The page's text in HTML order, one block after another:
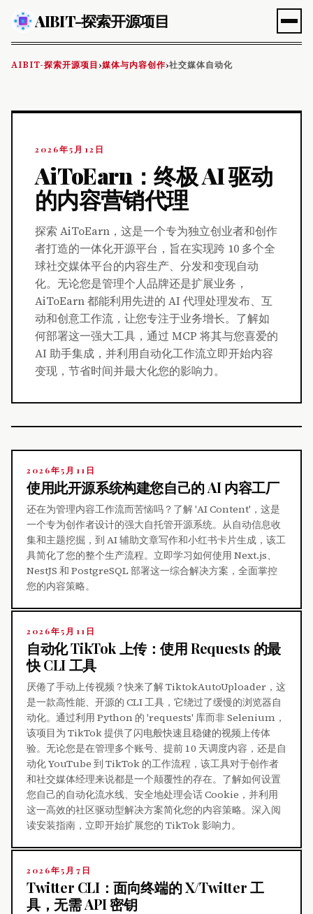
AIBIT-探索开源项目
AIBIT-探索开源项目 ›媒体与内容创作›社交媒体自动化
2026年5月12日
AiToEarn：终极 AI 驱动
的内容营销代理
探索 AiToEarn，这是一个专为独立创业者和创作
者打造的一体化开源平台，旨在实现跨 10 多个全
球社交媒体平台的内容生产、分发和变现自动
化。无论您是管理个人品牌还是扩展业务，
AiToEarn 都能利用先进的 AI 代理处理发布、互
动和创意工作流，让您专注于业务增长。了解如
何部署这一强大工具，通过 MCP 将其与您喜爱的
AI 助手集成，并利用自动化工作流立即开始内容
变现，节省时间并最大化您的影响力。
2026年5月11日
使用此开源系统构建您自己的 AI 内容工厂
还在为管理内容工作流而苦恼吗？了解 'AI Content'，这是
一个专为创作者设计的强大自托管开源系统。从自动信息收
集和主题挖掘，到 AI 辅助文章写作和小红书卡片生成，该工
具简化了您的整个生产流程。立即学习如何使用 Next.js、
NestJS 和 PostgreSQL 部署这一综合解决方案，全面掌控
您的内容策略。
2026年5月11日
自动化 TikTok 上传：使用 Requests 的最
快 CLI 工具
厌倦了手动上传视频？快来了解 TiktokAutoUploader，这
是一款高性能、开源的 CLI 工具，它绕过了缓慢的浏览器自
动化。通过利用 Python 的 'requests' 库而非 Selenium，
该项目为 TikTok 提供了闪电般快速且稳健的视频上传体
验。无论您是在管理多个账号、提前 10 天调度内容，还是自
动化 YouTube 到 TikTok 的工作流程，该工具对于创作者
和社交媒体经理来说都是一个颠覆性的存在。了解如何设置
您自己的自动化流水线、安全地处理会话 Cookie，并利用
这一高效的社区驱动型解决方案简化您的内容策略。深入阅
读安装指南，立即开始扩展您的 TikTok 影响力。
2026年5月7日
Twitter CLI：面向终端的 X/Twitter 工
具，无需 API 密钥